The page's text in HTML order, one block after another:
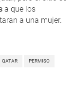
a que los
a una mujer.
QATAR PERMISO